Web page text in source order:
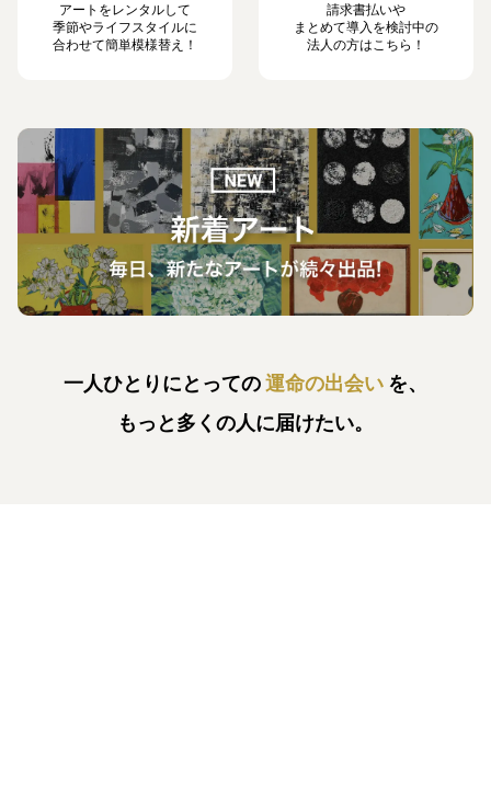
アートをレンタルして
季節やライフスタイルに
合わせて簡単模様替え！
請求書払いや
まとめて導入を検討中の
法人の方はこちら！
一人ひとりにとっての運命の出会い を、
もっと多くの人に届けたい。